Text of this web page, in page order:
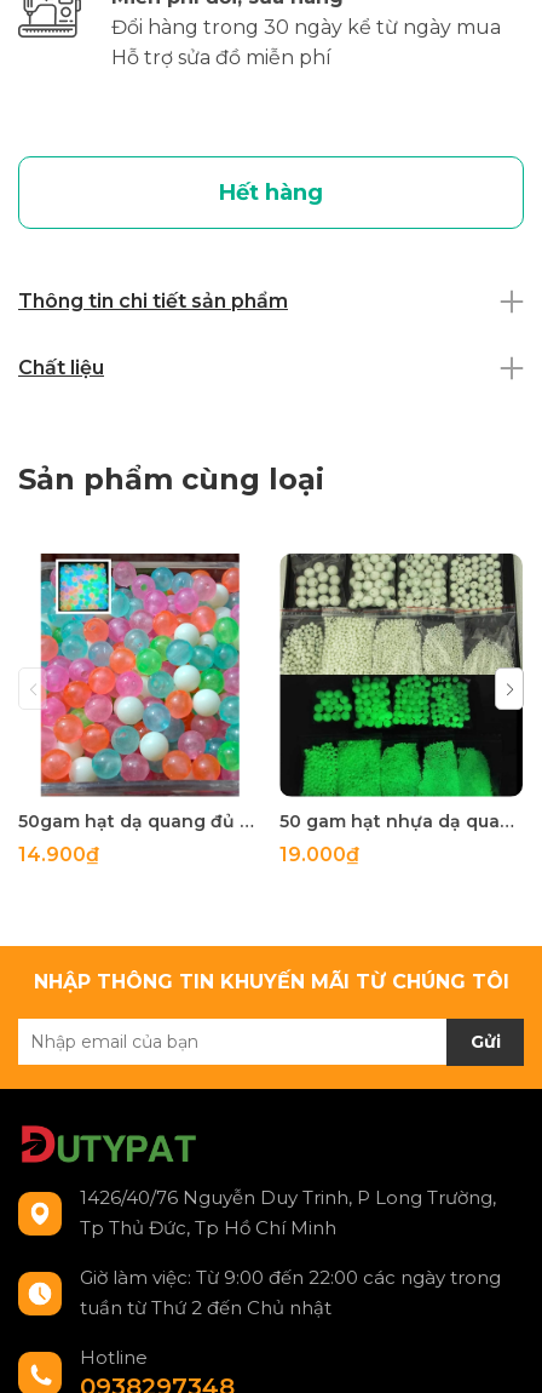
Đổi hàng trong 30 ngày kể từ ngày mua
Hỗ trợ sửa đồ miễn phí
Hết hàng
Thông tin chi tiết sản phẩm
Chất liệu
Sản phẩm cùng loại
50gam hạt dạ quang đủ màu 6mm, 8mm, 10mm, 12mm, hạt nhựa tròn
14.900₫
50 gam hạt nhựa dạ quang tròn đủ size 4mm, 5mm, 6mm, 8mm, 10mm, 12mm, 14mm, 16mm ,18mm , 10mm, 22mm, 25mm
19.000₫
NHẬP THÔNG TIN KHUYẾN MÃI TỪ CHÚNG TÔI
Gửi
1426/40/76 Nguyễn Duy Trinh, P Long Trường,
Tp Thủ Đức, Tp Hồ Chí Minh
Giờ làm việc: Từ 9:00 đến 22:00 các ngày trong
tuần từ Thứ 2 đến Chủ nhật
Hotline